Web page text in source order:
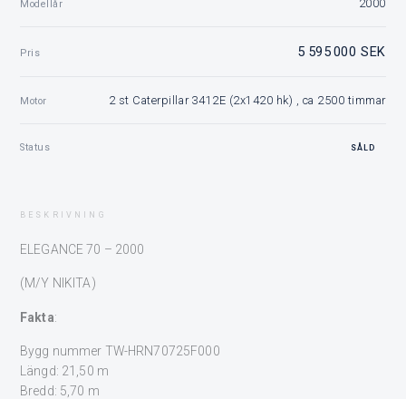
Modellår 2000
Pris 5 595 000 SEK
Motor 2 st Caterpillar 3412E (2x1420 hk) , ca 2500 timmar
Status SÅLD
BESKRIVNING
ELEGANCE 70 – 2000
(M/Y NIKITA)
Fakta:
Bygg nummer TW-HRN70725F000
Längd: 21,50 m
Bredd: 5,70 m